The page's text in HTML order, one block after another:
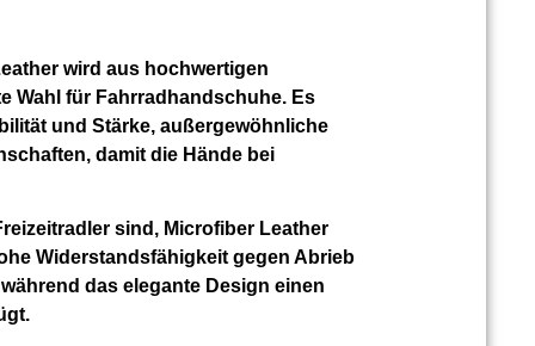
wird aus hochwertigen
Wahl für Fahrradhandschuhe. Es
und Stärke, außergewöhnliche
damit die Hände bei
sind, Microfiber Leather
Widerstandsfähigkeit gegen Abrieb
das elegante Design einen